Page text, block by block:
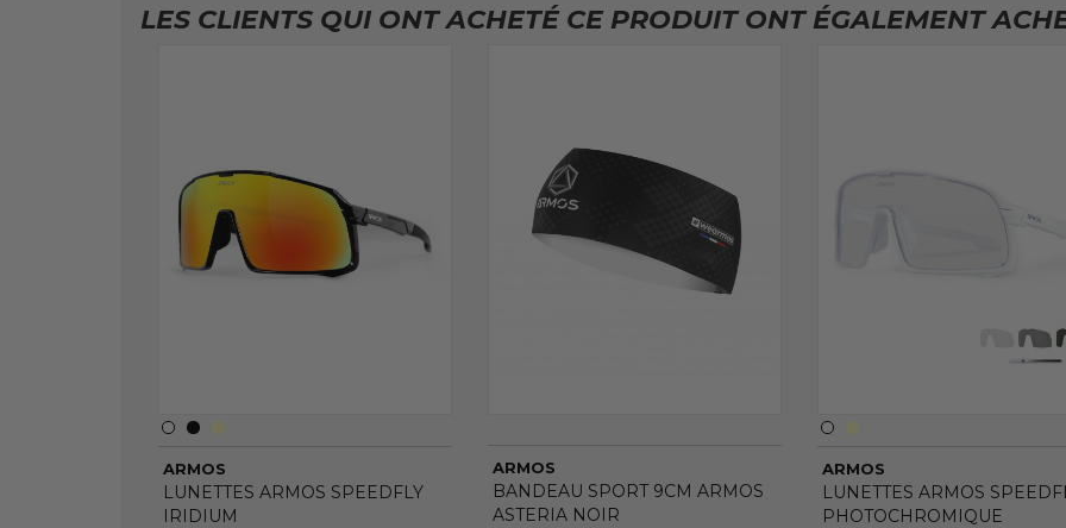
LES CLIENTS QUI ONT ACHETÉ CE PRODUIT ONT ÉGALEMENT
ARMOS
LUNETTES ARMOS SPEEDFLY
IRIDIUM
ARMOS
BANDEAU SPORT 9CM ARMOS
ASTERIA NOIR
ARMOS
LUNETTES ARMOS
PHOTOCHROMIQUE